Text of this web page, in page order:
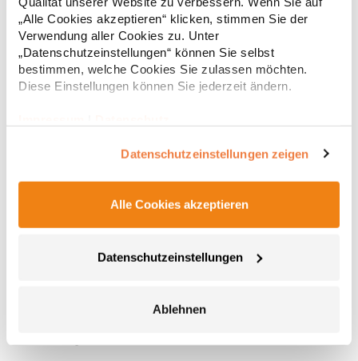
„Alle Cookies akzeptieren“ klicken, stimmen Sie der
Verwendung aller Cookies zu. Unter
„Datenschutzeinstellungen“ können Sie selbst
bestimmen, welche Cookies Sie zulassen möchten.
Diese Einstellungen können Sie jederzeit ändern.
Datenschutzeinstellungen zeigen
Alle Cookies akzeptieren
Datenschutzeinstellungen
Ablehnen
XT003 Printwear Baumwolltasche, lange Henkel
Henkellänge ca. 70 cm Innenverkettelung Kreuznähte an
GmbH & Co. KG Rheinlanddamm 199 44139 Dortmund